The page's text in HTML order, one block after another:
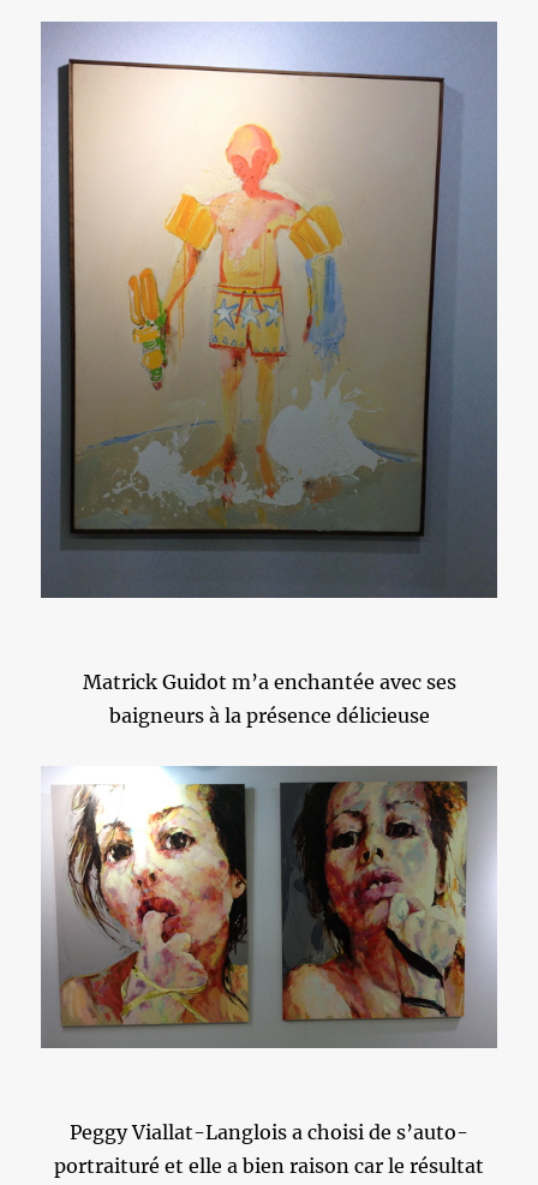
Matrick Guidot m’a enchantée avec ses
baigneurs à la présence délicieuse
Peggy Viallat-Langlois a choisi de s’auto-
portraituré et elle a bien raison car le résultat